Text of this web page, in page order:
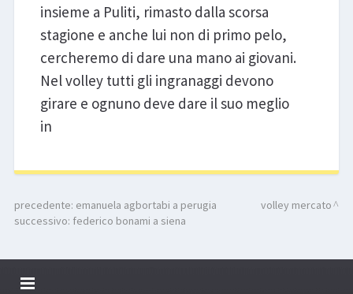
insieme a Puliti, rimasto dalla scorsa
stagione e anche lui non di primo pelo,
cercheremo di dare una mano ai giovani.
Nel volley tutti gli ingranaggi devono
girare e ognuno deve dare il suo meglio
in
precedente: emanuela agbortabi a perugia
successivo: federico bonami a siena
volley mercato